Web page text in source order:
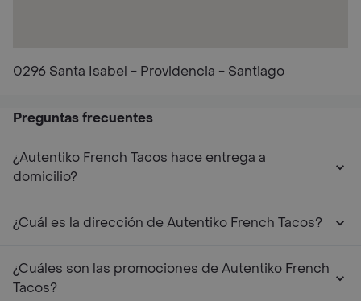
0296 Santa Isabel - Providencia - Santiago
Preguntas frecuentes
¿Autentiko French Tacos hace entrega a
domicilio?
¿Cuál es la dirección de Autentiko French Tacos?
¿Cuáles son las promociones de Autentiko French
Tacos?